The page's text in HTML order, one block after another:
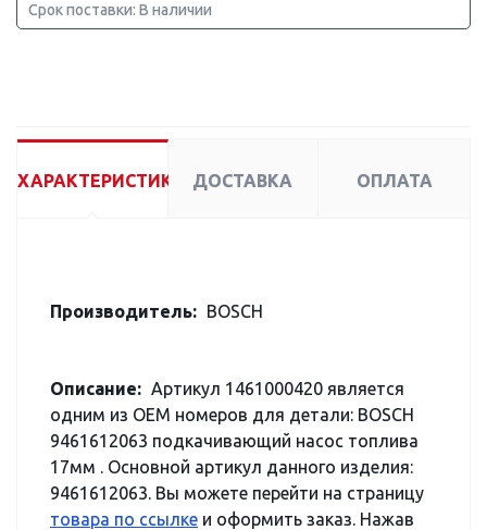
Срок поставки: В наличии
ХАРАКТЕРИСТИКИ ДОСТАВКА ОПЛАТА
Производитель: BOSCH
Описание: Артикул 1461000420 является
одним из OEM номеров для детали: BOSCH
9461612063 подкачивающий насос топлива
17мм . Основной артикул данного изделия:
9461612063. Вы можете перейти на страницу
товара по ссылке и оформить заказ. Нажав